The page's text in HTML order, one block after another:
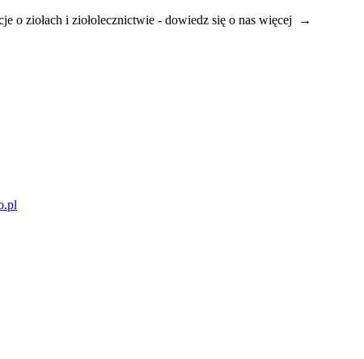
o ziołach i ziołolecznictwie - dowiedz się o nas więcej →